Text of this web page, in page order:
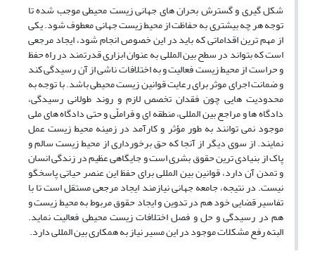
شکل گیری و گسترش بحران های جهانی زیست محیطی موجب شده تا
توجه هر چه بیشتری به حفاظت از محیط زیست جهانی معطوف شود. یکی
از مهم ترین اقداماتی که باید در این خصوص انجام شود، ایجاد مرجعی
است که بتواند در سطح بین المللی به عنوان ابزاری قدرتمند در راه حفظ
و حراست از محیط زیست فعالیت و به اختلافات ناشی از آن رسیدگی کند
و ضمانت اجرای موثر برای رعایت قوانین زیست محیطی باشد. با توجه به
محدودیت هایی چون فقدان تخصص لازم و روند طولانی رسیدگی،
دادگاه ها و مراجع بین المللی، منطقه ای و فراملّی و حتی دادگاه های ملی
موجود نمی توانند به طور مؤثر و کارآمد در زمینه محیط زیست عمل
نمایند. از سوی دیگر از آنجا که حق برخورداری از محیط زیست سالم و
پاک از بنیادی ترین حقوق بشری است و جایگاهی عظیم در زندگی انسان
و تمدن آن دارد، قوانین بین المللی برای حفظ این عنصر حیاتی پاسخگو
نیست. در نتیجه، جامعه جهانی نیازمند ایجاد مرجعی مستقل است تا با
تفاسیر قضایی خود هم در تدوین و ایجاد حقوق مربوط به محیط زیست و
هم در رسیدگی و حل و فصل اختلافات زیست محیطی فعالیت نماید.
البته رفع مشکلات موجود در این مسیر نیاز به همکاری بین المللی دارد.